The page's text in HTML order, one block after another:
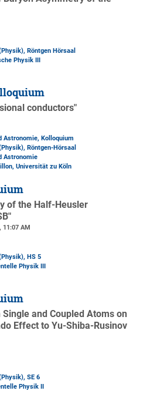
, Röntgen Hörsaal
Physik III
conductors"
Astronomie, Kolloquium
, Röntgen-Hörsaal
Astronomie
Universität zu Köln
of the Half-Heusler
11:07 AM
, HS 5
Physik III
and Coupled Atoms on
Effect to Yu-Shiba-Rusinov
, SE 6
Physik II